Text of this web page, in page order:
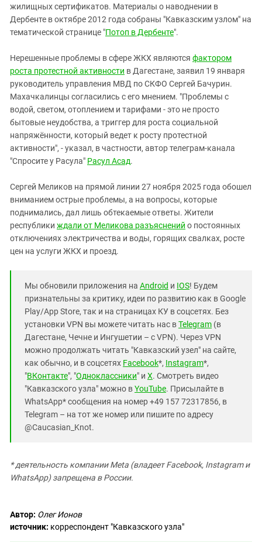
жилищных сертификатов. Материалы о наводнении в
Дербенте в октябре 2012 года собраны "Кавказским узлом" на
тематической странице "Потоп в Дербенте".
Нерешенные проблемы в сфере ЖКХ являются фактором
роста протестной активности в Дагестане, заявил 19 января
руководитель управления МВД по СКФО Сергей Бачурин.
Махачкалинцы согласились с его мнением. "Проблемы с
водой, светом, отоплением и тарифами - это не просто
бытовые неудобства, а триггер для роста социальной
напряжённости, который ведет к росту протестной
активности", - указал, в частности, автор телеграм-канала
"Спросите у Расула" Расул Асад.
Сергей Меликов на прямой линии 27 ноября 2025 года обошел
вниманием острые проблемы, а на вопросы, которые
поднимались, дал лишь обтекаемые ответы. Жители
республики ждали от Меликова разъяснений о постоянных
отключениях электричества и воды, горящих свалках, росте
цен на услуги ЖКХ и проезд.
Мы обновили приложения на Android и IOS! Будем
признательны за критику, идеи по развитию как в Google
Play/App Store, так и на страницах КУ в соцсетях. Без
установки VPN вы можете читать нас вTelegram (в
Дагестане, Чечне и Ингушетии – с VPN). Через VPN
можно продолжать читать "Кавказский узел" на сайте,
как обычно, и в соцсетях Facebook*, Instagram*,
"ВКонтакте", "Одноклассники" и X. Смотреть видео
"Кавказского узла" можно вYouTube. Присылайте в
WhatsApp* сообщения на номер +49 157 72317856, в
Telegram – на тот же номер или пишите по адресу
@Caucasian_Knot.
* деятельность компании Meta (владеет Facebook, Instagram и
WhatsApp) запрещена в России.
Автор: Олег Ионов
источник: корреспондент "Кавказского узла"